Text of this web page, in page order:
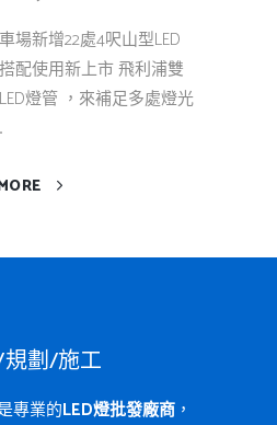
場新增22處4呎山型LED
配使用新上市 飛利浦雙
燈管 ，來補足多處燈光
劃/施工
專業的LED燈批發廠商 ，